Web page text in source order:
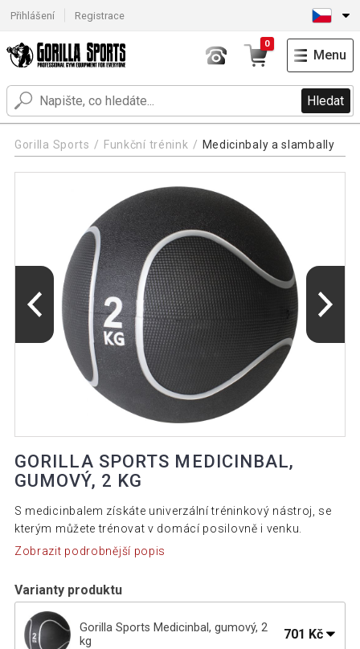
Přihlášení Registrace
Hledat
0
Menu
Gorilla Sports Funkční trénink Medicinbaly a slambally
GORILLA SPORTS MEDICINBAL,
GUMOVÝ, 2 KG
S medicinbalem získáte univerzální tréninkový nástroj, se
kterým můžete trénovat v domácí posilovně i venku.
Zobrazit podrobnější popis
Varianty produktu
Gorilla Sports Medicinbal, gumový, 2
kg
701 Kč